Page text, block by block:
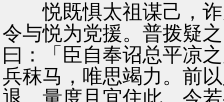
悦既惧太祖谋己，诈
令与悦为党援。普拨疑
曰：「臣自奉诏总平凉
兵秣马，唯思竭力。前